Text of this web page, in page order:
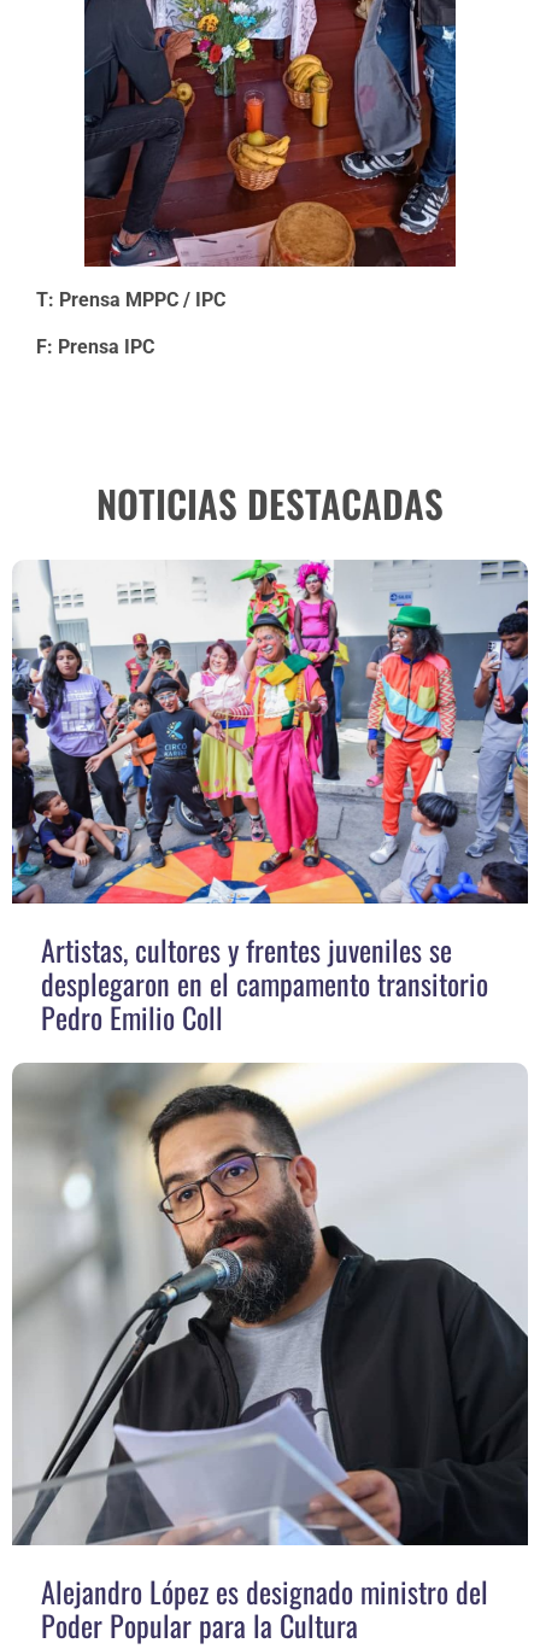
T: Prensa MPPC / IPC
F: Prensa IPC
NOTICIAS DESTACADAS
Artistas, cultores y frentes juveniles se
desplegaron en el campamento transitorio
Pedro Emilio Coll
Alejandro López es designado ministro del
Poder Popular para la Cultura